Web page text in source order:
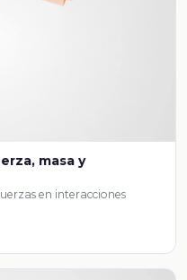
masa y
en interacciones